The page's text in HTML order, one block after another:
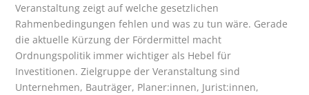
Veranstaltung zeigt auf welche gesetzlichen
Rahmenbedingungen fehlen und was zu tun wäre. Gerade
die aktuelle Kürzung der Fördermittel macht
Ordnungspolitik immer wichtiger als Hebel für
Investitionen. Zielgruppe der Veranstaltung sind
Unternehmen, Bauträger, Planer:innen, Jurist:innen,